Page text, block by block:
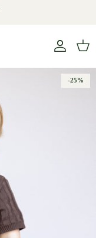
-25%